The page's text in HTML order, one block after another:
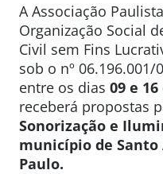
A Associação
Organização Social
Civil sem Fins
sob o nº
entre os dias 09 e
receberá propostas
Sonorização e
município de Santo
Paulo.